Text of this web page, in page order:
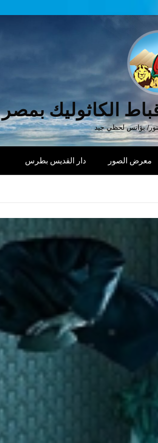
الكاثوليك بمصر
يؤانس لحظي جيد
معرض الصور دار القديس بطرس